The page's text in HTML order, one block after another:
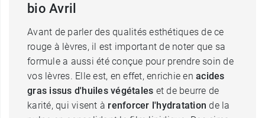
bio Avril
Avant de parler des qualités esthétiques de ce
rouge à lèvres, il est important de noter que sa
formule a aussi été conçue pour prendre soin de
vos lèvres. Elle est, en effet, enrichie en acides
gras issus d'huiles végétales et de beurre de
karité, qui visent à renforcer l'hydratation de la